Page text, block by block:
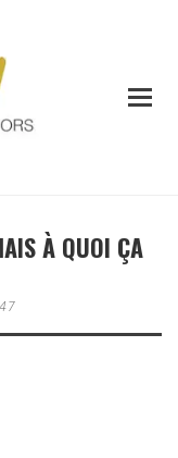
À QUOI ÇA